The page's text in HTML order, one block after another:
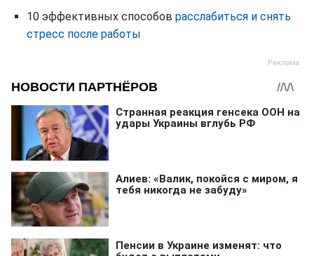
10 эффективных способов расслабиться и снять
стресс после работы